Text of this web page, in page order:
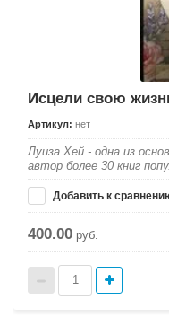
Исцели свою
Артикул: нет
Луиза Хей - одна из
автор более 30 книг
Добавить к
400.00 руб.